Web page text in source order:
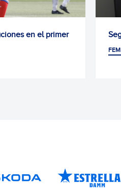
Segundo día de pruebas médicas